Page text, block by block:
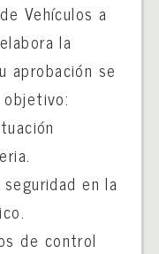
Vehículos a
la
aprobación se
en la
de control